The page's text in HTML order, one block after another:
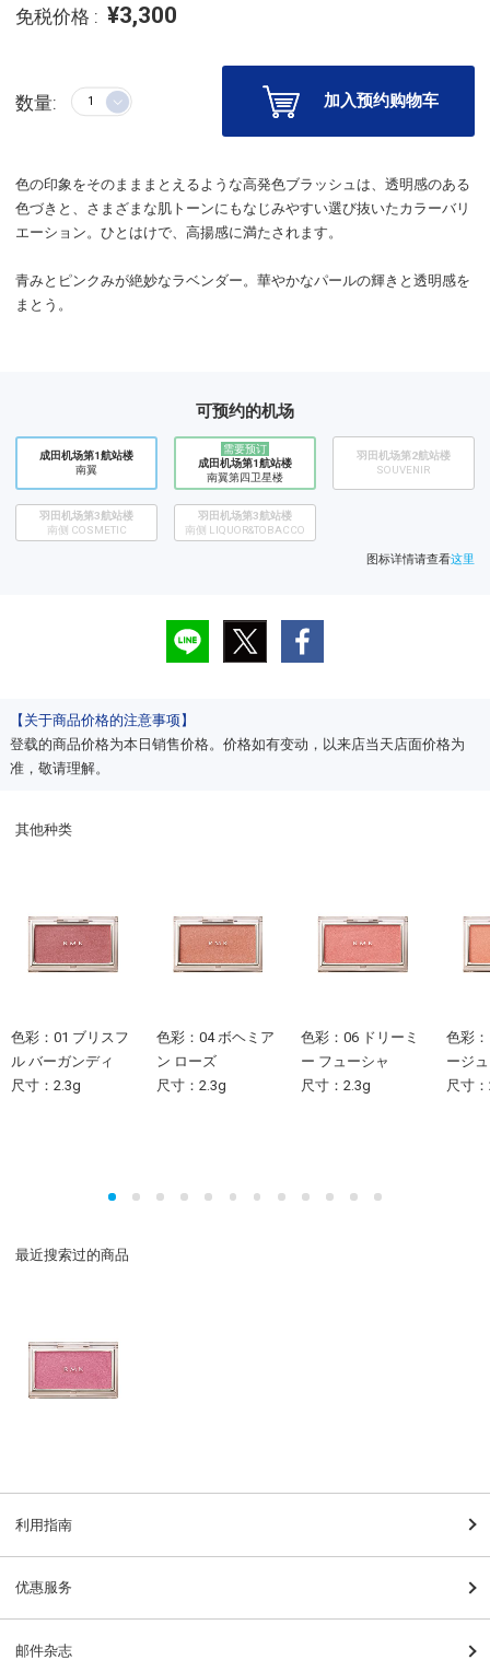
免税价格 : ¥3,300
数量: 加入预约购物车
色の印象をそのまままとえるような高発色ブラッシュは、透明感のある
色づきと、さまざまな肌トーンにもなじみやすい選び抜いたカラーバリ
エーション。ひとはけで、高揚感に満たされます。
青みとピンクみが絶妙なラベンダー。華やかなパールの輝きと透明感を
まとう。
可预约的机场
成田机场第1航站楼
南翼
需要预订
成田机场第1航站楼
南翼第四卫星楼
​羽田机场第2航站楼
SOUVENIR
羽田机场第3航站楼
南侧 COSMETIC
羽田机场第3航站楼
南侧 LIQUOR&TOBACCO
图标详情请查看这里
【关于商品价格的注意事项】
登载的商品价格为本日销售价格。价格如有变动，以来店当天店面价格为
准，敬请理解。
其他种类
色彩：01 ブリスフ
ル バーガンディ
尺寸：2.3g
色彩：04 ボヘミア
ン ローズ
尺寸：2.3g
色彩：06 ドリーミ
ー フューシャ
尺寸：2.3g
色彩
ージュ
尺寸
最近搜索过的商品
利用指南
优惠服务
邮件杂志